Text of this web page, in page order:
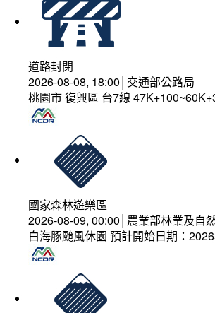
道路封閉
2026-08-08, 18:00│交通部公路局
桃園市 復興區 台7線
國家森林遊樂區
2026-08-09, 00:00│農業部林業及自
白海豚颱風休園 預計開始日期：